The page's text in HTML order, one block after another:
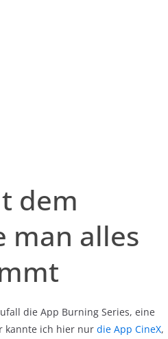
dem
man alles
die App Burning Series, eine
kannte ich hier nur die App CineX,